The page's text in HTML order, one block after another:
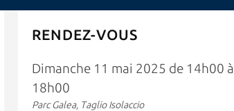
RENDEZ-VOUS
Dimanche 11 mai 2025 de 14h00 à
18h00
Parc Galea, Taglio Isolaccio